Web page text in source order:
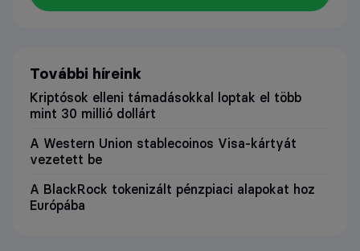
További híreink
Kriptósok elleni támadásokkal loptak el több
mint 30 millió dollárt
A Western Union stablecoinos Visa-kártyát
vezetett be
A BlackRock tokenizált pénzpiaci alapokat hoz
Európába